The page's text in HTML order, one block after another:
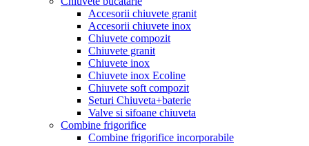
Accesorii chiuvete granit
Accesorii chiuvete inox
Chiuvete compozit
Chiuvete granit
Chiuvete inox
Chiuvete inox Ecoline
Chiuvete soft compozit
Seturi Chiuveta+baterie
Valve si sifoane chiuveta
Combine frigorifice
Combine frigorifice incorporabile